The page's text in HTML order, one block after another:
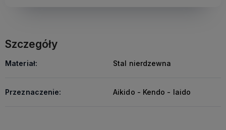
Szczegóły
Materiał: Stal nierdzewna
Przeznaczenie: Aikido - Kendo - Iaido